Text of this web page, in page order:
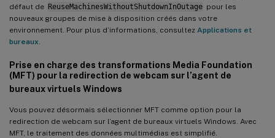
défaut de ReuseMachinesWithoutShutdownInOutage pour les
nouveaux groupes de mise à disposition créés dans votre
environnement. Pour plus d’informations, consultez Applications et
bureaux
Prise en charge des transformations Media Foundation
(MFT) pour la redirection de webcam sur l’agent de
bureaux virtuels Windows
Vous pouvez désormais sélectionner MFT comme option pour la
redirection de webcam sur l’agent de bureaux virtuels Windows. Avec
MFT, le traitement des données multimédias est simplifié.